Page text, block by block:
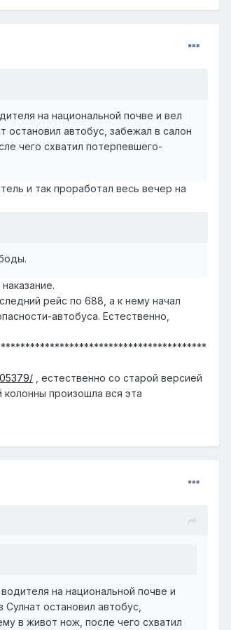
на национальной почве и вел
остановил автобус, забежал в салон
чего схватил потерпевшего-
и так проработал весь вечер на
рейс по 688, а к нему начал
автобуса. Естественно,
, естественно со старой версией
произошла вся эта
на национальной почве и
остановил автобус,
в живот нож, после чего схватил